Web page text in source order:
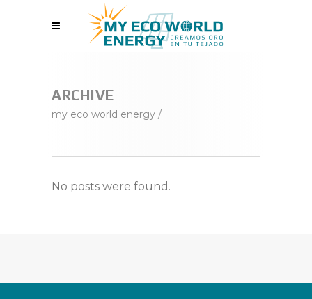
ARCHIVE
my eco world energy /
No posts were found.